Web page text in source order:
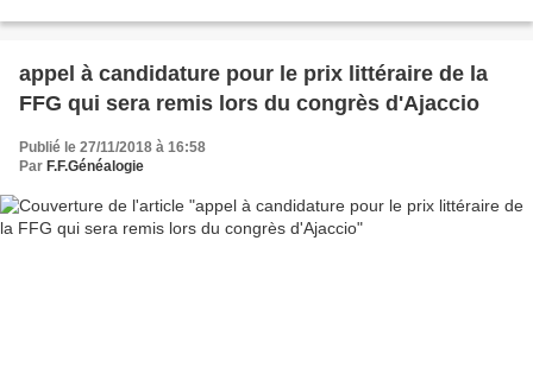
appel à candidature pour le prix littéraire de la
FFG qui sera remis lors du congrès d'Ajaccio
Publié le 27/11/2018 à 16:58
Par F.F.Généalogie